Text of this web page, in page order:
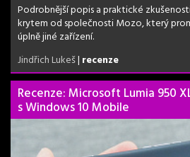
Podrobnější popis a praktické
krytem od společnosti Mozo, který
úplně jiné zařízení.
Jindřich Lukeš| recenze
Recenze: Microsoft Lumia 950
s Windows 10 Mobile